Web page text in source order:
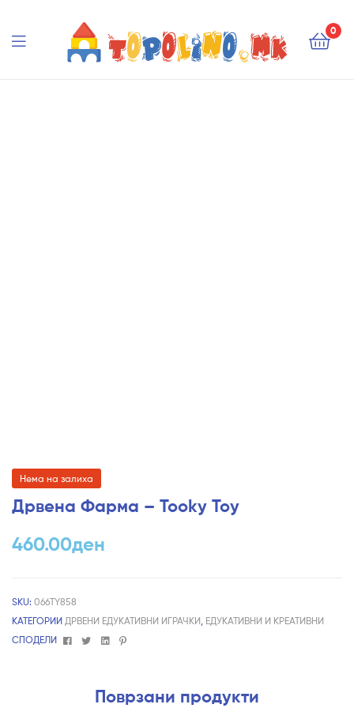
0
Нема на залиха
Дрвена Фарма – Tooky Toy
460.00ден
SKU: 066TY858
КАТЕГОРИИ ДРВЕНИ ЕДУКАТИВНИ ИГРАЧКИ ЕДУКАТИВНИ И КРЕАТИВНИ
СПОДЕЛИ
FacebookTwitterLinkedin
Pinterest
Поврзани продукти